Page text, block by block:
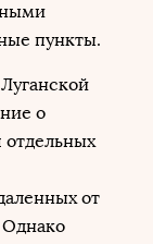
пункты.
о
отдельных
от
Однако